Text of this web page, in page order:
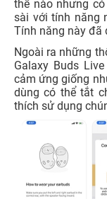
thế nào nhưng
sài với tính năng
Tính năng này đã
Ngoài ra những
Galaxy Buds
cảm ứng giống
dùng có thể tắt
thích sử dụng